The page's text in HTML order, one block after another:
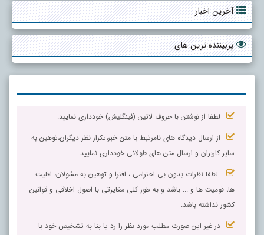
آخرین اخبار
پربیننده ترین های
لطفا از نوشتن با حروف لاتین (فینگلیش) خودداری نمایید.
از ارسال دیدگاه های نامرتبط با متن خبر،تکرار نظر دیگران،توهین به
سایر کاربران و ارسال متن های طولانی خودداری نمایید.
لطفا نظرات بدون بی احترامی ، افترا و توهین به مسٔولان، اقلیت
ها، قومیت ها و ... باشد و به طور کلی مغایرتی با اصول اخلاقی و قوانین
کشور نداشته باشد.
در غیر این صورت مطلب مورد نظر را رد یا بنا به تشخیص خود با